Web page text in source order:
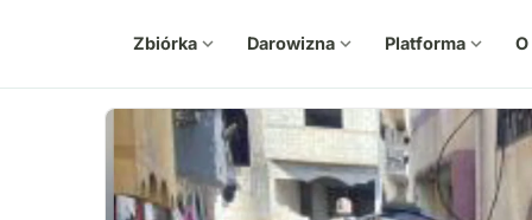
Zbiórka expand_more Darowizna expand_more Platforma expand_more